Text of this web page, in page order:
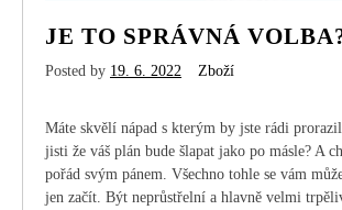
JE TO SPRÁVNÁ
Posted by 19. 6. 2022 Zboží
Máte skvělí nápad s kterým by jste rádi
jisti že váš plán bude šlapat jako po másle? A
pořád svým pánem. Všechno tohle se vám
jen začít. Být neprůstřelní a hlavně velmi